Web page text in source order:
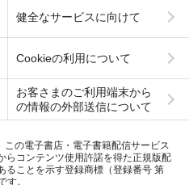
健全なサービスに向けて
Cookieの利用について
お客さまのご利用端末から
の情報の外部送信について
この電子書店・電子書籍配信サービス
らコンテンツ使用許諾を得た正規版配
ることを示す登録商標（登録番号 第
す。